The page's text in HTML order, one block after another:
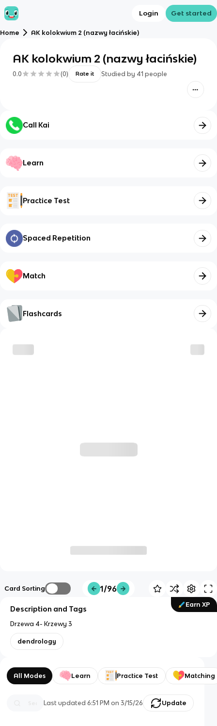
Login Get started
Home AK kolokwium 2 (nazwy łacińskie)
AK kolokwium 2 (nazwy łacińskie)
0.0 (0) Rate it Studied by 41 people
Call Kai
Learn
Practice Test
Spaced Repetition
Match
Flashcards
Card Sorting 1/96
Earn XP
Description and Tags
Drzewa 4- Krzewy 3
dendrology
All Modes Learn Practice Test Matching
Last updated6:51 PM on 3/15/26 Update